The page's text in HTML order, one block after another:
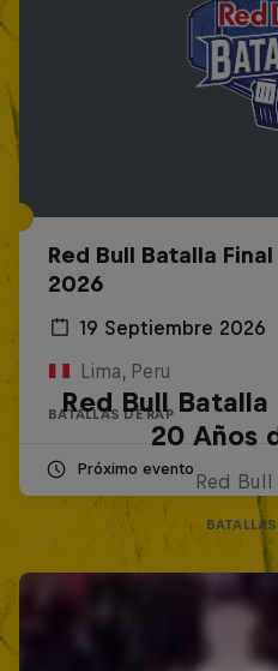
Red Bull Batalla
2026
19 Septiembre 2026
Lima, Peru
BATALLAS DE RAP
Próximo evento
Red Bull Batalla
20 Años
Red Bull